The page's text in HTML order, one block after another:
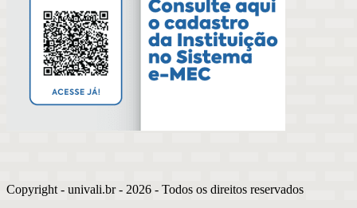
Copyright - univali.br - 2026 - Todos os direitos reservados